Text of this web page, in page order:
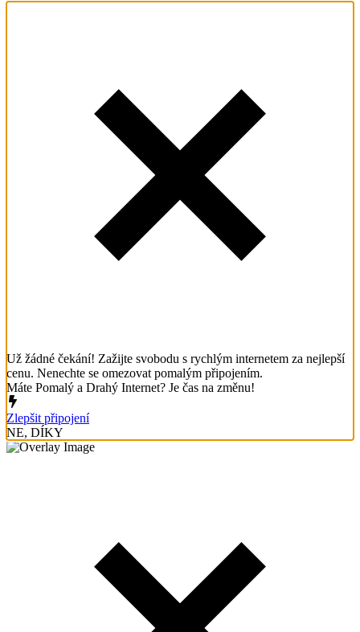
Už žádné čekání! Zažijte svobodu s rychlým internetem za nejlepší
cenu. Nenechte se omezovat pomalým připojením.
Máte Pomalý a Drahý Internet? Je čas na změnu!
Zlepšit připojení
NE, DÍKY